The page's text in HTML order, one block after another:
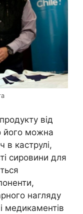
від
його можна
в каструлі,
сировини для
нагляду
медикаментів